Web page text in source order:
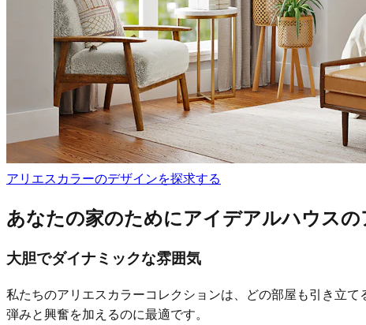
アリエスカラーのデザインを探求する
あなたの家のためにアイデアルハウス
大胆でダイナミックな雰囲気
私たちのアリエスカラーコレクションは、どの部屋も引き立
弾みと興奮を加えるのに最適です。